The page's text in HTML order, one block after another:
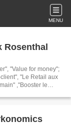
MENU
Rosenthal
"Value for money";
"Le Retail aux
,"Booster le
s'interroger sur
benchmarks